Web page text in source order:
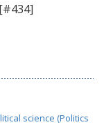
science (Politics